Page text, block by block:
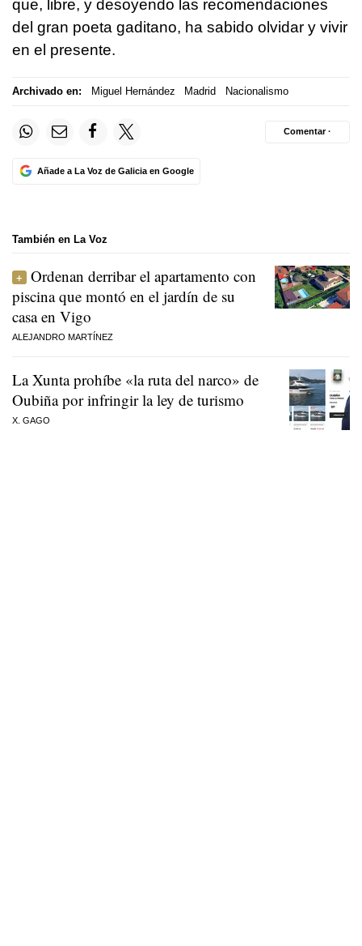
que, libre, y desoyendo las recomendaciones
del gran poeta gaditano, ha sabido olvidar y vivir
en el presente.
Archivado en: Miguel Hernández Madrid Nacionalismo
Añade a La Voz de Galicia en Google
Comentar ·
También en La Voz
Ordenan derribar el apartamento con
piscina que montó en el jardín de su
casa en Vigo
ALEJANDRO MARTÍNEZ
La Xunta prohíbe «la ruta del narco» de
Oubiña por infringir la ley de turismo
X. GAGO